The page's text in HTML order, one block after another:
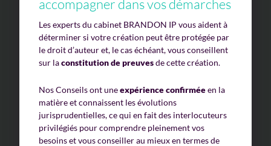
accompagner dans vos démarches
Les experts du cabinet BRANDON IP vous aident à
déterminer si votre création peut être protégée par
le droit d’auteur et, le cas échéant, vous conseillent
sur laconstitution de preuvesde cette création.
Nos Conseils ont uneexpérience confirméeen la
matière et connaissent les évolutions
jurisprudentielles, ce qui en fait des interlocuteurs
privilégiés pour comprendre pleinement vos
besoins et vous conseiller au mieux en termes de